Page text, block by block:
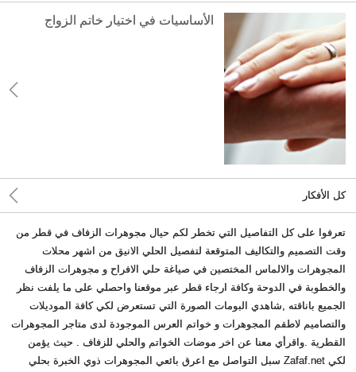
الأساسيات في اختيار خاتم الزواج
كل الأفكار
تعرفوا على كل التفاصيل التي تخطر لكم حيال مجوهرات الزفاف في قطر من
وقت التصميم والتكاليف المتوقعة لتفصيل الحلي الانيق من اشهر محلات
المجوهرات والالماس المختصين في صياغة حلي الافراح و مجوهرات الزفاف
والخطوبة في الدوحة وكافة ارجاء قطر عبر موقعنا واحصلي على ما يلفت نظر
الجميع باناقته ,شاهدي البومات الصورة التي تستعرض لكي كافة الموديلات
والتصاميم لاطقم المجوهرات و خواتم العرس الموجودة لدى متاجر المجوهرات
القطرية .واقرأي معنا عن اخر موضات الخواتم والحلي للزفاف . حيث يؤمن
لكي Zafaf.net سبل التواصل مع اعرق بائعي المجوهرات ذوي الخبرة بحلي